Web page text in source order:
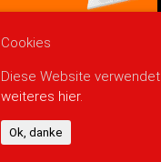
Cookies
Diese Website
weiteres hier.
Ok, danke